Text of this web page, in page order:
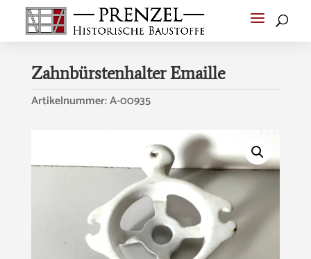
Zahnbürstenhalter Emaille
Artikelnummer:A-00935